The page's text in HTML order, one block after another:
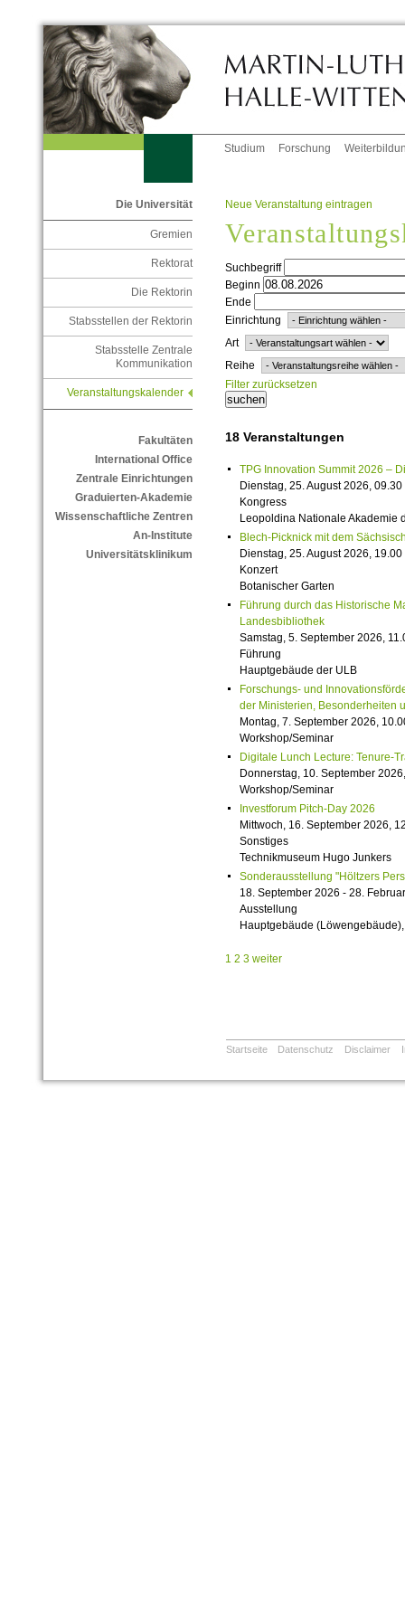
Studium Forschung
Die Universität
Gremien
Rektorat
Die Rektorin
Stabsstellen der Rektorin
Stabsstelle Zentrale
Kommunikation
Veranstaltungskalender
Fakultäten
International Office
Zentrale Einrichtungen
Graduierten-Akademie
Wissenschaftliche Zentren
An-Institute
Universitätsklinikum
Neue Veranstaltung eintragen
Suchbegriff
Beginn
Ende
Einrichtung
Art
Reihe
Filter zurücksetzen
18 Veranstaltungen
TPG Innovation Summit 2026 –
Dienstag, 25. August 2026,
Kongress
Leopoldina Nationale Akademie
Blech-Picknick mit dem
Dienstag, 25. August 2026,
Konzert
Botanischer Garten
Führung durch das Historische
Landesbibliothek
Samstag, 5. September 2026,
Führung
Hauptgebäude der ULB
Forschungs- und
der Ministerien, Besonderheiten
Montag, 7. September 2026,
Workshop/Seminar
Digitale Lunch Lecture: Tenure-
Donnerstag, 10. September
Workshop/Seminar
Investforum Pitch-Day 2026
Mittwoch, 16. September 2026,
Sonstiges
Technikmuseum Hugo Junkers
Sonderausstellung "Höltzers
18. September 2026 - 28.
Ausstellung
Hauptgebäude
1 2 3 weiter
Startseite Datenschutz Disclaimer